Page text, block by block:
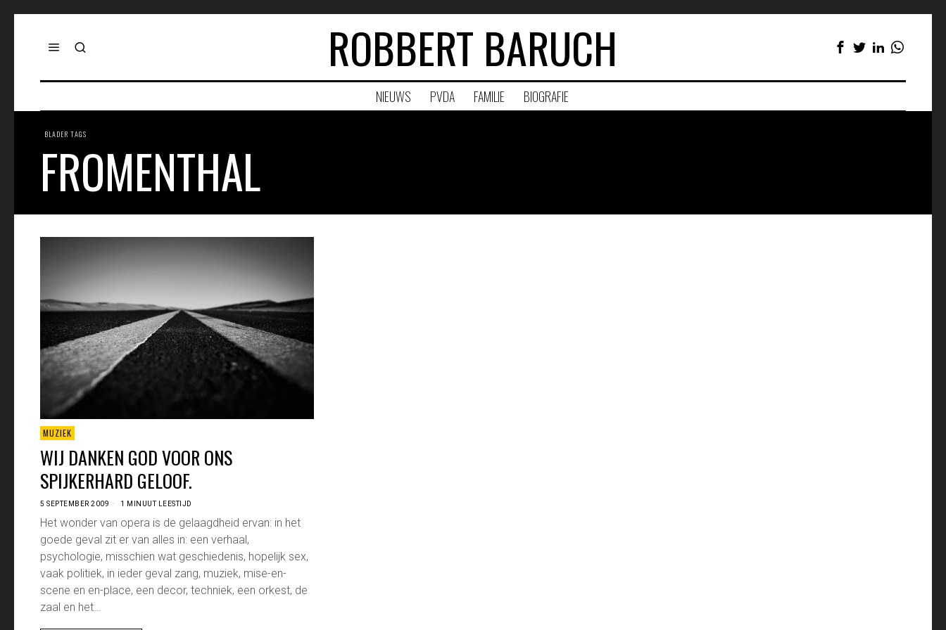
ROBBERT BARUCH
NIEUWS PVDA FAMILIE BIOGRAFIE
BLADER TAGS
FROMENTHAL
MUZIEK
WIJ DANKEN GOD VOOR ONS
SPIJKERHARD GELOOF.
5 SEPTEMBER 2009 1 MINUUT LEESTIJD
Het wonder van opera is de gelaagdheid ervan: in het
goede geval zit er van alles in: een verhaal,
psychologie, misschien wat geschiedenis, hopelijk sex,
vaak politiek, in ieder geval zang, muziek, mise-en-
scene en en-place, een decor, techniek, een orkest, de
zaal en het…